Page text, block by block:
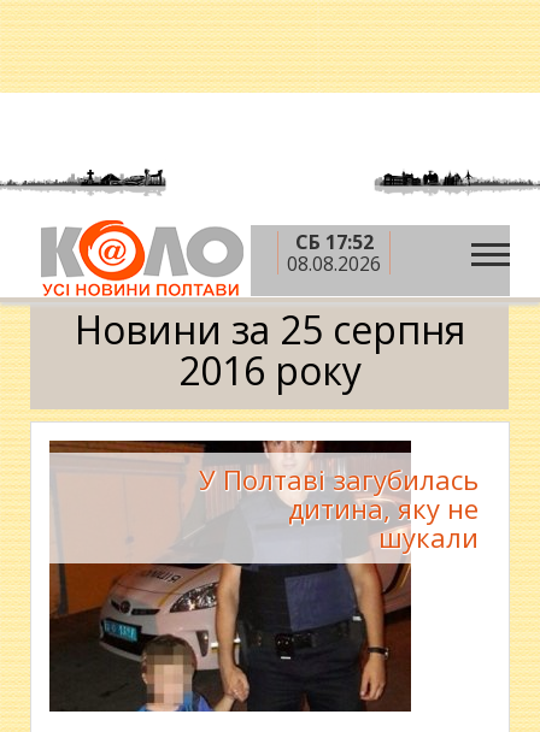
СБ 17:52
08.08.2026
Головна » 2016 рік » серпень »25 серпня
Календар
Новини за 25 серпня
2016 року
У Полтаві загубилась
дитина, яку не
шукали